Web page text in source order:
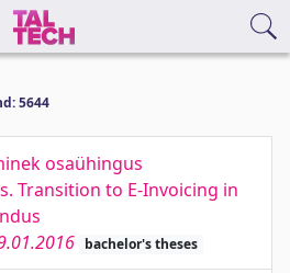
5644
osaühingus
Transition to E-Invoicing in
bachelor's theses